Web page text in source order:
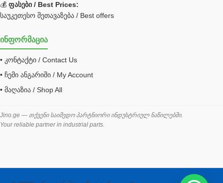
ქვაბი გათბობა მილები
შემაერთებელი / გადამყვანი UNF ORFS
შემაერთებელი BSPP /გადამყვანი
შესაფუთი მანქანა ვაკუმით
შლანგი
საწვავის შლანგი
💰 ფასები / Best Prices:
საუკეთესო შეთავაზება / Best offers
ინფორმაცია
• კონტაქტი / Contact Us
• ჩემი ანგარიში / My Account
• მაღაზია / Shop All
Jino.ge — თქვენი საიმედო პარტნიორი ინდუსტრიულ ნაწილებში.
Your reliable partner in industrial parts.